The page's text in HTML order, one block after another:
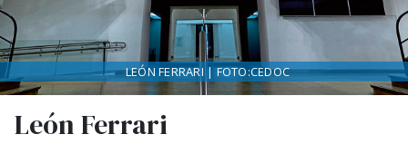
León Ferrari
LEÓN FERRARI | FOTO:CEDOC